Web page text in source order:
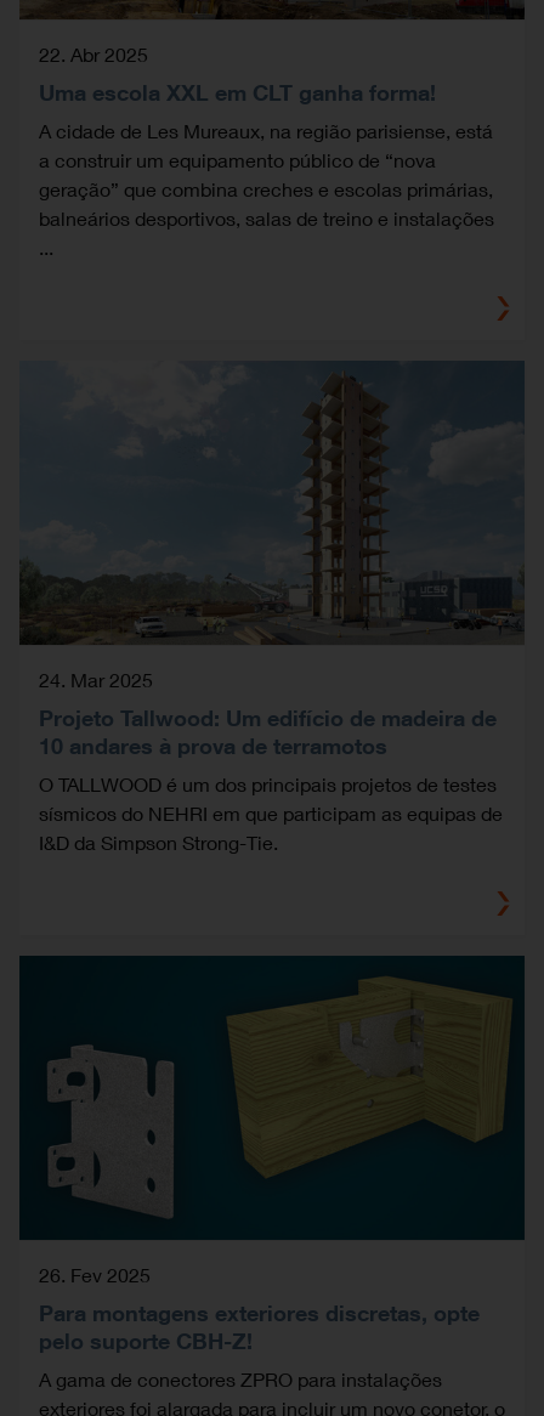
22. Abr 2025
Uma escola XXL em CLT ganha forma!
A cidade de Les Mureaux, na região parisiense, está
a construir um equipamento público de “nova
geração” que combina creches e escolas primárias,
balneários desportivos, salas de treino e instalações
...
24. Mar 2025
Projeto Tallwood: Um edifício de madeira de
10 andares à prova de terramotos
O TALLWOOD é um dos principais projetos de testes
sísmicos do NEHRI em que participam as equipas de
I&D da Simpson Strong-Tie.
26. Fev 2025
Para montagens exteriores discretas, opte
pelo suporte CBH-Z!
A gama de conectores ZPRO para instalações
exteriores foi alargada para incluir um novo conetor, o